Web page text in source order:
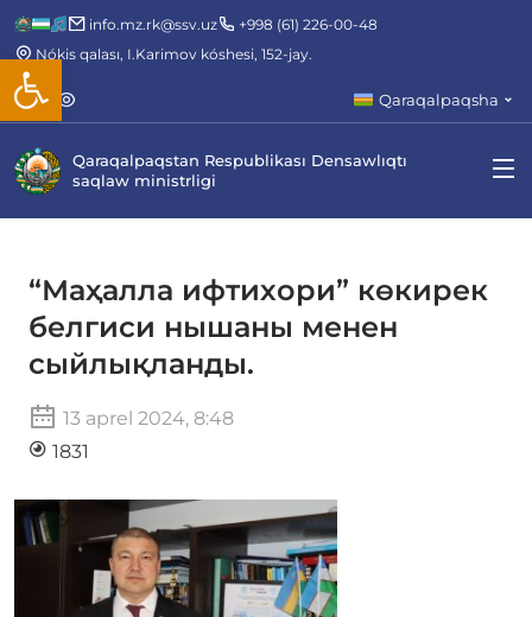
Open toolbar
info.mz.rk@ssv.uz
+998 (61) 226-00-48
Nókis qalası, I.Karimov kóshesi, 152-jay.
Qaraqalpaqsha
Qaraqalpaqstan Respublikası Densawlıqtı
saqlaw ministrligi
“Маҳалла ифтихори” көкирек
белгиси нышаны менен
сыйлықланды.
13 aprel 2024, 8:48
1831